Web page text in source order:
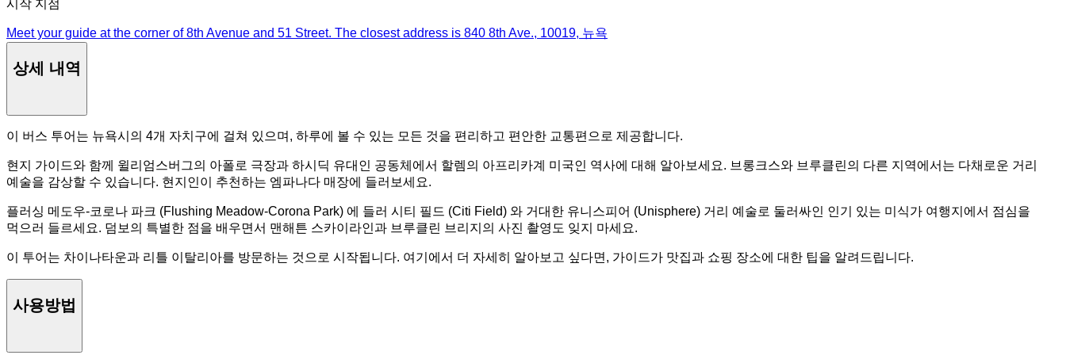
시작 지점
Meet your guide at the corner of 8th Avenue and 51 Street. The closest address is 840 8th Ave., 10019, 뉴욕
상세 내역
이 버스 투어는 뉴욕시의 4개 자치구에 걸쳐 있으며, 하루에 볼 수 있는 모든 것을 편리하고 편안한 교통편으로 제공합니다.
현지 가이드와 함께 윌리엄스버그의 아폴로 극장과 하시딕 유대인 공동체에서 할렘의 아프리카계 미국인 역사에 대해 알아보세요. 브롱크스와 브루클린의 다른 지역에서는 다채로운 거리
예술을 감상할 수 있습니다. 현지인이 추천하는 엠파나다 매장에 들러보세요.
플러싱 메도우-코로나 파크 (Flushing Meadow-Corona Park) 에 들러 시티 필드 (Citi Field) 와 거대한 유니스피어 (Unisphere) 거리 예술로 둘러싸인 인기 있는 미식가 여행지에서 점심을
먹으러 들르세요. 덤보의 특별한 점을 배우면서 맨해튼 스카이라인과 브루클린 브리지의 사진 촬영도 잊지 마세요.
이 투어는 차이나타운과 리틀 이탈리아를 방문하는 것으로 시작됩니다. 여기에서 더 자세히 알아보고 싶다면, 가이드가 맛집과 쇼핑 장소에 대한 팁을 알려드립니다.
사용방법